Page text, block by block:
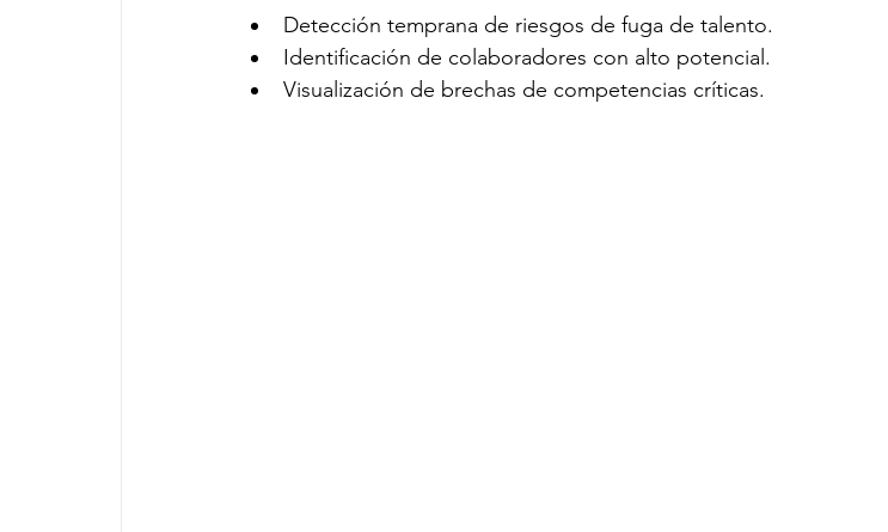
Detección temprana de riesgos de fuga de talento.
Identificación de colaboradores con alto potencial.
Visualización de brechas de competencias críticas.